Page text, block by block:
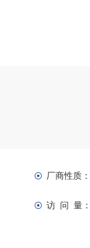
厂商性质：
访 问 量：